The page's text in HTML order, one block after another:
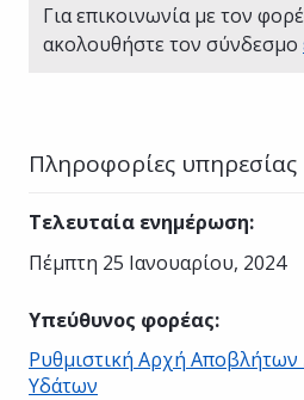
Για επικοινωνία με τον
ακολουθήστε τον σύνδεσμο
Πληροφορίες υπηρεσίας
Τελευταία ενημέρωση:
Πέμπτη 25 Ιανουαρίου, 2024
Υπεύθυνος φορέας:
Ρυθμιστική Αρχή Αποβλήτων
Υδάτων